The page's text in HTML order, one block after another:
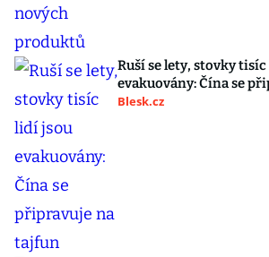
Ruší se lety, stovky
evakuovány: Čína se
Blesk.cz